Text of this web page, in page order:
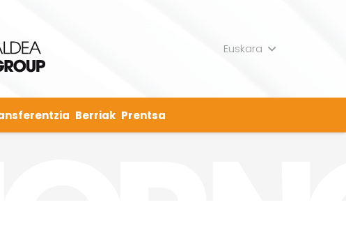
Euskara
Berriak Prentsa